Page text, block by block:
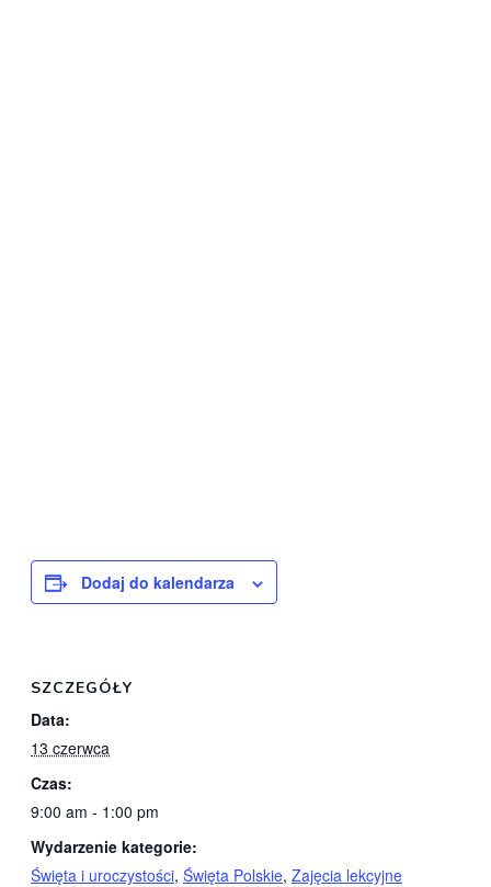
Dodaj do kalendarza
SZCZEGÓŁY
Data:
13 czerwca
Czas:
9:00 am - 1:00 pm
Wydarzenie kategorie:
Święta i uroczystości, Święta Polskie, Zajęcia lekcyjne